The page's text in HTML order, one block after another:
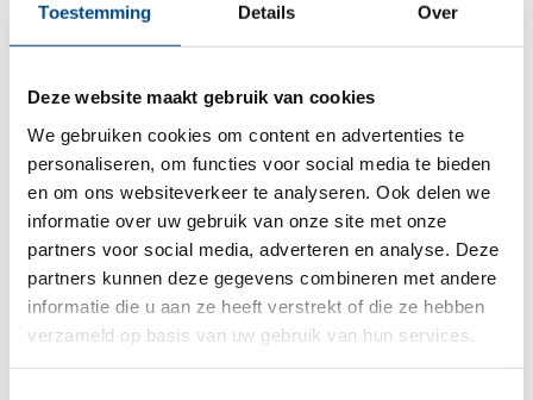
Toestemming Details Over
Deze website maakt gebruik van cookies
We gebruiken cookies om content en advertenties te
personaliseren, om functies voor social media te bieden
en om ons websiteverkeer te analyseren. Ook delen we
informatie over uw gebruik van onze site met onze
partners voor social media, adverteren en analyse. Deze
partners kunnen deze gegevens combineren met andere
informatie die u aan ze heeft verstrekt of die ze hebben
verzameld op basis van uw gebruik van hun services.
deel van de website om zo gegevens te kunnen
door Entrea Lindenhout en zijn met de grootst
mogelijke zorgvuldigheid beveiligd.
Bewaartermijn
Entrea Lindenhout bewaart gegevens niet langer
dan voor de verwerking van de doeleinden
waarvoor zij zijn verzameld en verwerkt nodig is,